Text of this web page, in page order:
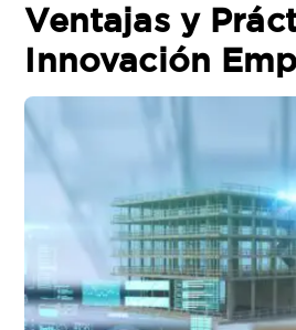
Ventajas y
Innovación